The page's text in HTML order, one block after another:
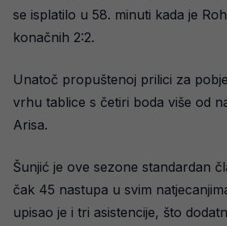
se isplatilo u 58. minuti kada je
konačnih 2:2.
Unatoč propuštenoj prilici za
vrhu tablice s četiri boda više od
Arisa.
Šunjić je ove sezone standardan
čak 45 nastupa u svim
upisao je i tri asistencije, što